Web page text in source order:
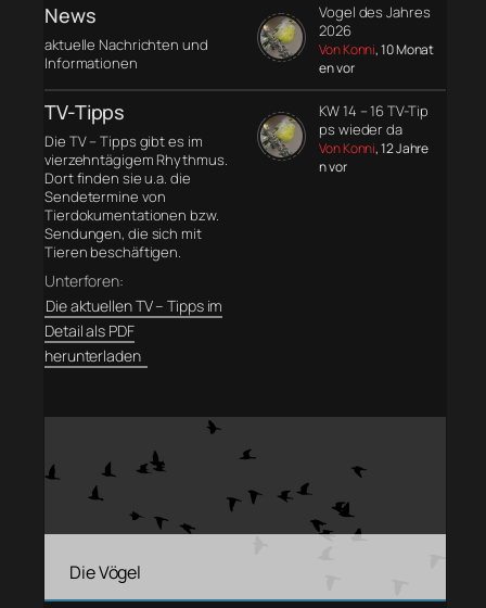
News
aktuelle Nachrichten und
Informationen
Vogel des Jahres
2026
Von Konni, 10 Monat
en vor
TV-Tipps
Die TV – Tipps gibt es im
vierzehntägigem Rhythmus.
Dort finden sie u.a. die
Sendetermine von
Tierdokumentationen bzw.
Sendungen, die sich mit
Tieren beschäftigen.
Unterforen:
Die aktuellen TV – Tipps im
Detail als PDF
herunterladen
KW 14 – 16 TV-Tip
ps wieder da
Von Konni, 12 Jahre
n vor
Die Vögel